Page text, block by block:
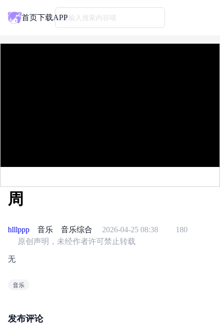
首页下载APP请输入搜索内容喵
周
hlllppp 音乐 音乐综合 2026-04-25 08:38
180
原创声明，未经作者许可禁止转载
无
音乐
发布评论